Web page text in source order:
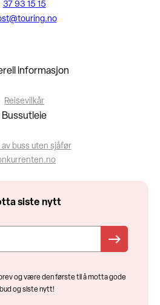
37 93 15 15
informasjon
Reisevilkår
Bussutleie
buss uten sjåfør
siste nytt
og være den første til å motta gode
og siste nytt!